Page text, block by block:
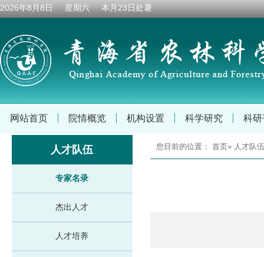
2026年8月8日 星期六 本月23日处暑
网站首页 院情概览 机构设置 科学研究 科
人才队伍
专家名录
杰出人才
人才培养
您目前的位置： 首页» 人才队伍